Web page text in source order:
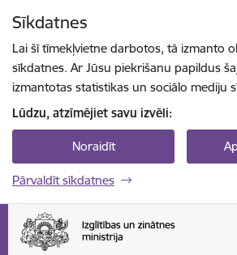
Sīkdatnes
Lai šī tīmekļvietne darbotos, tā izmanto
sīkdatnes. Ar Jūsu piekrišanu papildus
izmantotas statistikas un sociālo mediju
Lūdzu, atzīmējiet savu izvēli:
Noraidīt
Pārvaldīt sīkdatnes